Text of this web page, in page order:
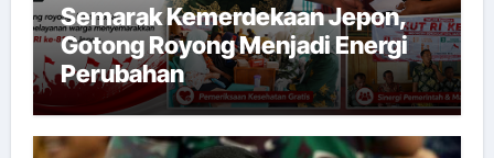
Semarak Kemerdekaan Jepon,
Gotong Royong Menjadi Energi
Perubahan